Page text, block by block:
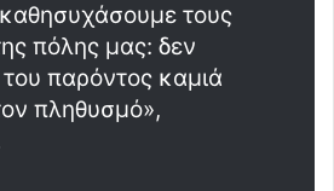
τους
πόλης μας: δεν
του παρόντος καμιά
πληθυσμό»,